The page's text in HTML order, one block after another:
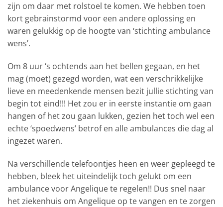
zijn om daar met rolstoel te komen. We hebben toen
kort gebrainstormd voor een andere oplossing en
waren gelukkig op de hoogte van ‘stichting ambulance
wens’.
Om 8 uur ‘s ochtends aan het bellen gegaan, en het
mag (moet) gezegd worden, wat een verschrikkelijke
lieve en meedenkende mensen bezit jullie stichting van
begin tot eind!!! Het zou er in eerste instantie om gaan
hangen of het zou gaan lukken, gezien het toch wel een
echte ‘spoedwens’ betrof en alle ambulances die dag al
ingezet waren.
Na verschillende telefoontjes heen en weer gepleegd te
hebben, bleek het uiteindelijk toch gelukt om een
ambulance voor Angelique te regelen!! Dus snel naar
het ziekenhuis om Angelique op te vangen en te zorgen